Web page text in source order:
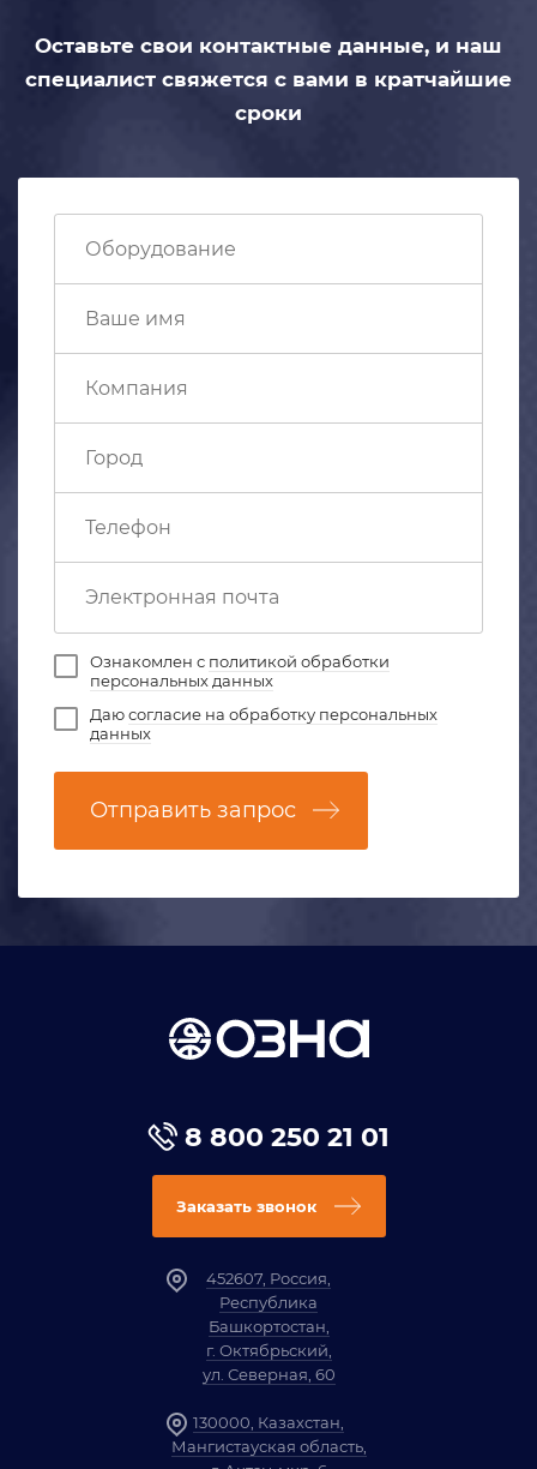
Оставьте свои контактные данные, и наш
специалист свяжется с вами в кратчайшие
сроки
Ознакомлен с политикой обработки
персональных данных
Даюсогласие на обработку персональных
данных
Отправить запрос
8 800 250 21 01
Заказать звонок
452607, Россия,
Республика
Башкортостан,
г. Октябрьский,
ул. Северная, 60
130000, Казахстан,
Мангистауская область,